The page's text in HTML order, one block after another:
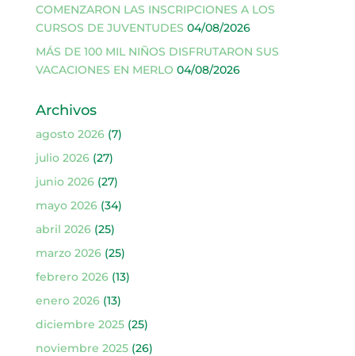
COMENZARON LAS INSCRIPCIONES A LOS
CURSOS DE JUVENTUDES 04/08/2026
MÁS DE 100 MIL NIÑOS DISFRUTARON SUS
VACACIONES EN MERLO 04/08/2026
Archivos
agosto 2026(7)
julio 2026(27)
junio 2026(27)
mayo 2026(34)
abril 2026(25)
marzo 2026(25)
febrero 2026(13)
enero 2026(13)
diciembre 2025(25)
noviembre 2025(26)